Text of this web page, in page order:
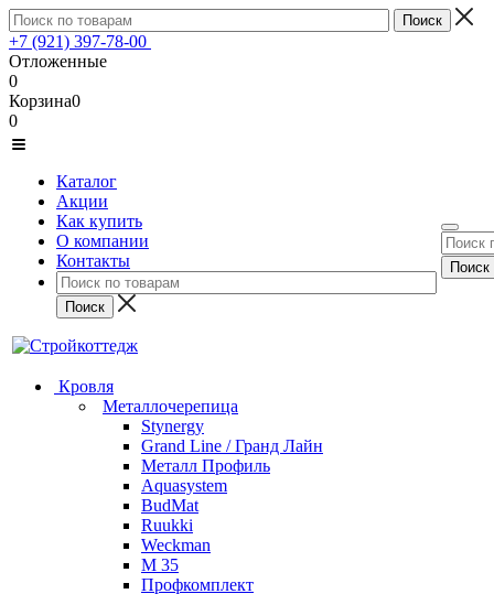
+7 (921) 397-78-00
Отложенные
0
Корзина0
0
Каталог
Акции
Как купить
О компании
Контакты
Кровля
Металлочерепица
Stynergy
Grand Line / Гранд Лайн
Металл Профиль
Aquasystem
BudMat
Ruukki
Weckman
М 35
Профкомплект